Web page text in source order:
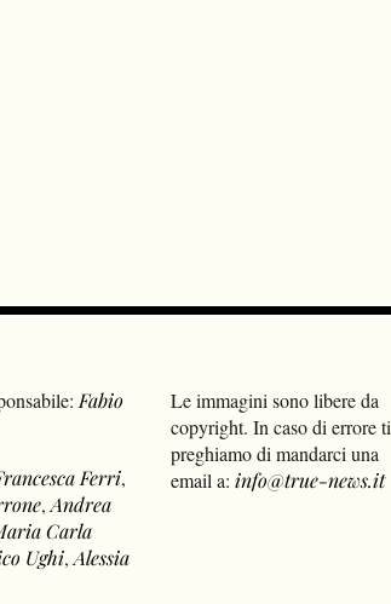
Fabio
Ferri,
,Andrea
Carla
Ughi,Alessia
Le immagini sono libere da
copyright. In caso di errore ti
preghiamo di mandarci una
email a: info@true-news.it